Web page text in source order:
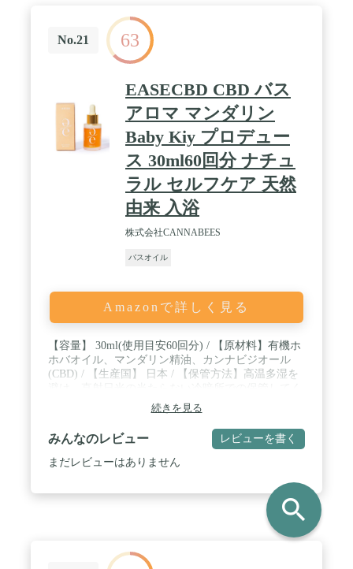
トやギフトに】 忙しい毎日を送るあの人に癒しのプ
レゼント。天然アロマオイルのいい香りで使うたび
に心もカラダもリラックス。ご友人や会社の同僚の
プレゼントに。彼女や奥様の誕生日プレゼントにお
すすめです。 日ごろの感謝を伝える贈り物や自分へ
のご褒美にも。 / 【取り扱い実績】 高級ホテルや美
容室、ヨガスタジオ、パーソナルトレーニングジム
など多数お喜び頂いております。
No.21 63
EASECBD CBD バス
アロマ マンダリン
Baby Kiy プロデュー
ス 30ml60回分 ナチュ
ラル セルフケア 天然
由来 入浴
株式会社CANNABEES
バスオイル
Amazonで詳しく見る
【容量】 30ml(使用目安60回分) / 【原材料】有機ホ
ホバオイル、マンダリン精油、カンナビジオール
(CBD) / 【生産国】 日本 / 【保管方法】高温多湿を
続きを見る
みんなのレビュー レビューを書く
まだレビューはありません
search